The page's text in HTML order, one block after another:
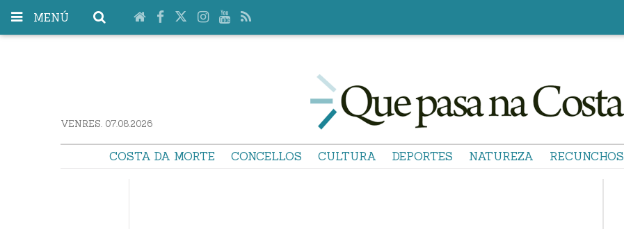
MENÚ
VENRES. 07.08.2026
COSTA DA MORTE CONCELLOS CULTURA DEPORTES NATUREZA RECUNCHOS